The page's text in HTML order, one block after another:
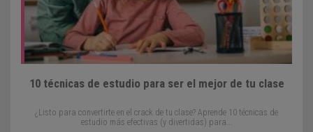
10 técnicas de estudio para ser el mejor de tu clase
¿Listo para convertirte en el crack de tu clase? Aprende 10 técnicas de
estudio más efectivas (y divertidas) para...